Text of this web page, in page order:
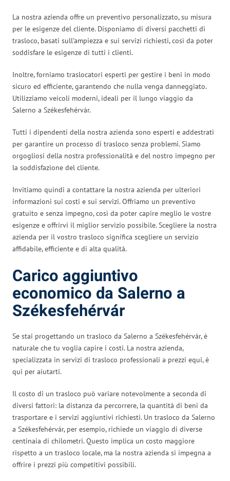
La nostra azienda offre un preventivo personalizzato, su misura
per le esigenze del cliente. Disponiamo di diversi pacchetti di
trasloco, basati sull’ampiezza e sui servizi richiesti, così da poter
soddisfare le esigenze di tutti i clienti.
Inoltre, forniamo traslocatori esperti per gestire i beni in modo
sicuro ed efficiente, garantendo che nulla venga danneggiato.
Utilizziamo veicoli moderni, ideali per il lungo viaggio da
Salerno a Székesfehérvár.
Tutti i dipendenti della nostra azienda sono esperti e addestrati
per garantire un processo di trasloco senza problemi. Siamo
orgogliosi della nostra professionalità e del nostro impegno per
la soddisfazione del cliente.
Invitiamo quindi a contattare la nostra azienda per ulteriori
informazioni sui costi e sui servizi. Offriamo un preventivo
gratuito e senza impegno, così da poter capire meglio le vostre
esigenze e offrirvi il miglior servizio possibile. Scegliere la nostra
azienda per il vostro trasloco significa scegliere un servizio
affidabile, efficiente e di alta qualità.
Carico aggiuntivo
economico da Salerno a
Székesfehérvár
Se stai progettando un trasloco da Salerno a Székesfehérvár, è
naturale che tu voglia capire i costi. La nostra azienda,
specializzata in servizi di trasloco professionali a prezzi equi, è
qui per aiutarti.
Il costo di un trasloco può variare notevolmente a seconda di
diversi fattori: la distanza da percorrere, la quantità di beni da
trasportare e i servizi aggiuntivi richiesti. Un trasloco da Salerno
a Székesfehérvár, per esempio, richiede un viaggio di diverse
centinaia di chilometri. Questo implica un costo maggiore
rispetto a un trasloco locale, ma la nostra azienda si impegna a
offrire i prezzi più competitivi possibili.